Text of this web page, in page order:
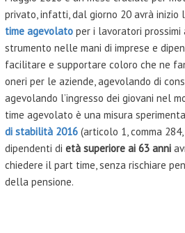
privato, infatti, dal giorno 20 avrà inizio
time agevolatoper i lavoratori prossimi
strumento nelle mani di imprese e
facilitare e supportare coloro che ne
oneri per le aziende, agevolando di
agevolando l’ingresso dei giovani nel
time agevolato è una misura
di stabilità 2016 (articolo 1, comma
dipendenti di età superiore ai 63 anni
chiedere il part time, senza rischiare
della pensione.